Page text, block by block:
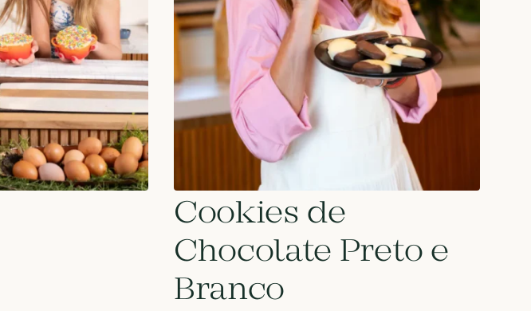
Cookies de
Chocolate Preto e
Branco